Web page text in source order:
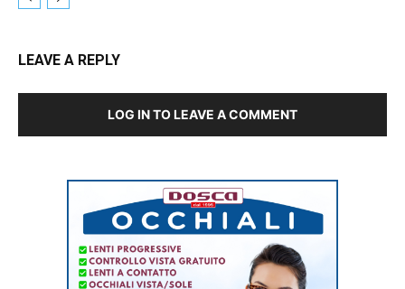
LEAVE A REPLY
LOG IN TO LEAVE A COMMENT